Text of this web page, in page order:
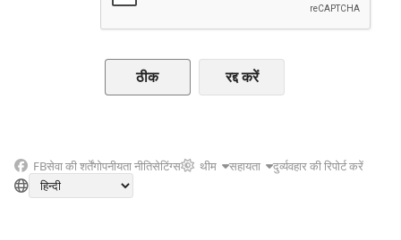
रद्द करें
FBसेवा की शर्तेंगोपनीयता नीतिसेटिंग्स थीम सहायता दुर्व्यवहार की रिपोर्ट करें